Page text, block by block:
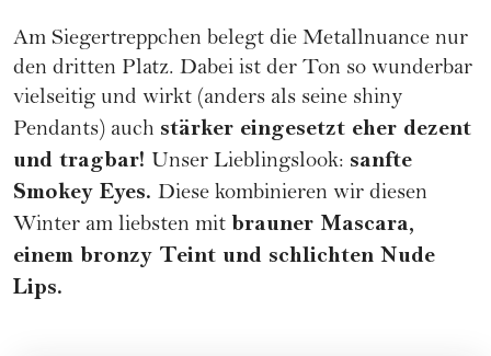
Am Siegertreppchen belegt die Metallnuance nur
den dritten Platz. Dabei ist der Ton so wunderbar
vielseitig und wirkt (anders als seine shiny
Pendants) auch stärker eingesetzt eher dezent
und tragbar! Unser Lieblingslook: sanfte
Smokey Eyes. Diese kombinieren wir diesen
Winter am liebsten mit brauner Mascara,
einem bronzy Teint und schlichten Nude
Lips.